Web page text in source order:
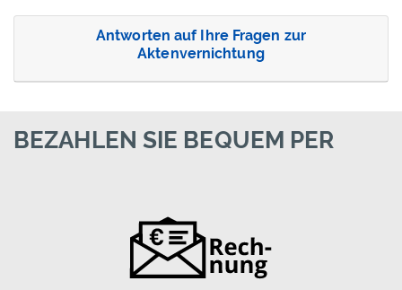
Antworten auf Ihre Fragen zur
Aktenvernichtung
BEZAHLEN SIE BEQUEM PER